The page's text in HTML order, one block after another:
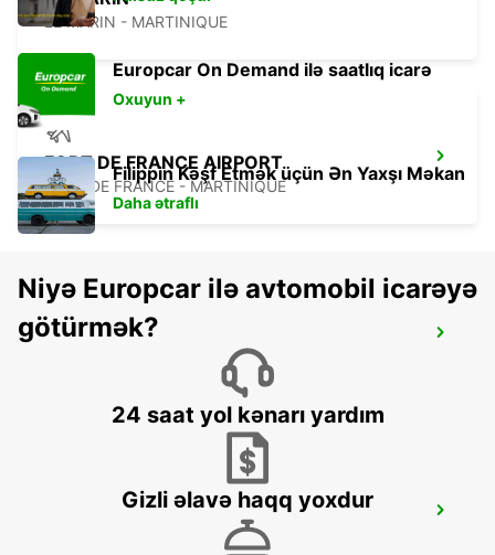
LE MARIN - MARTINIQUE
FORT DE FRANCE AIRPORT
FORT DE FRANCE - MARTINIQUE
ANR ROBINSON INTERNATIONAL
CROWN POINT - TRINIDAD AND TOBAGO
PIARCO INTERNATIONAL AIRPORT
PORT OF SPAIN - TRINIDAD AND TOBAGO
Europcar On Demand ilə saatlıq icarə
Oxuyun +
Filippin Kəşf Etmək üçün Ən Yaxşı Məkan
Daha ətraflı
Niyə Europcar ilə avtomobil icarəyə
götürmək?
24 saat yol kənarı yardım
Gizli əlavə haqq yoxdur